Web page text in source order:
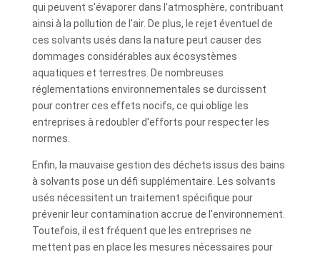
qui peuvent s'évaporer dans l'atmosphère, contribuant
ainsi à la pollution de l'air. De plus, le rejet éventuel de
ces solvants usés dans la nature peut causer des
dommages considérables aux écosystèmes
aquatiques et terrestres. De nombreuses
réglementations environnementales se durcissent
pour contrer ces effets nocifs, ce qui oblige les
entreprises à redoubler d'efforts pour respecter les
normes.
Enfin, la mauvaise gestion des déchets issus des bains
à solvants pose un défi supplémentaire. Les solvants
usés nécessitent un traitement spécifique pour
prévenir leur contamination accrue de l'environnement.
Toutefois, il est fréquent que les entreprises ne
mettent pas en place les mesures nécessaires pour